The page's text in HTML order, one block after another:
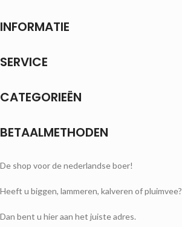
INFORMATIE
SERVICE
CATEGORIEËN
BETAALMETHODEN
De shop voor de nederlandse boer!
Heeft u biggen, lammeren, kalveren of pluimvee?
Dan bent u hier aan het juiste adres.